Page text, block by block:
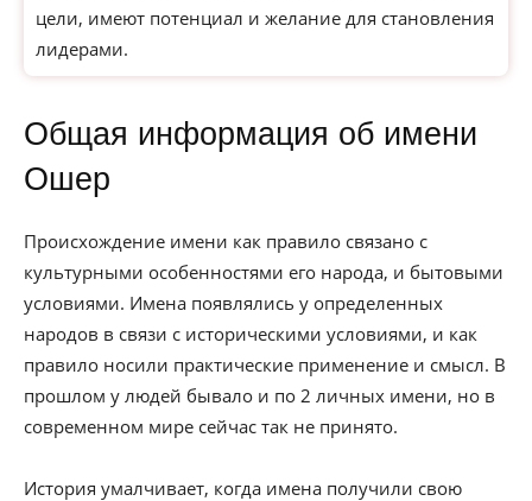
цели, имеют потенциал и желание для становления
лидерами.
Общая информация об имени
Ошер
Происхождение имени как правило связано с
культурными особенностями его народа, и бытовыми
условиями. Имена появлялись у определенных
народов в связи с историческими условиями, и как
правило носили практические применение и смысл. В
прошлом у людей бывало и по 2 личных имени, но в
современном мире сейчас так не принято.
История умалчивает, когда имена получили свою